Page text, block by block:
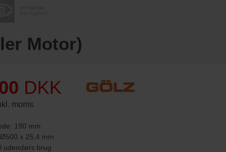
Motor)
DKK
moms
190 mm
x 25,4 mm
udendørs brug